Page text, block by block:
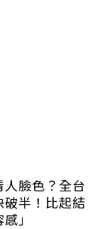
臉色？全台
破半！比起結
」